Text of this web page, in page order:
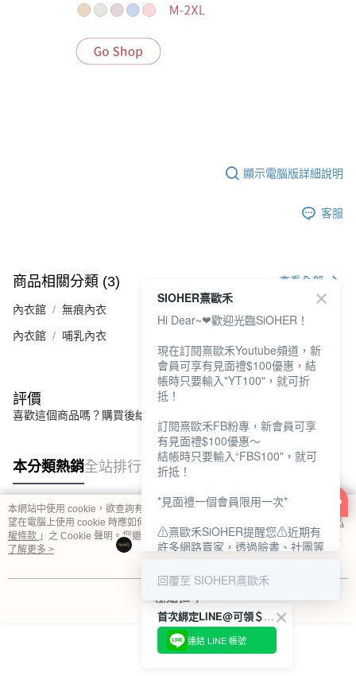
顯示電腦版詳細說明
客服
商品相關分類 (3) 查看全部
內衣館 無痕內衣
內衣館 哺乳內衣
評價
喜歡這個商品嗎？購買後給他一個好評吧
本分類熱銷全站排行
熱門標籤
本網站中使用 cookie，欲查詢有關本網站使用 cookie 方式之詳情，及若您不希
望在電腦上使用 cookie 時應如何變更電腦的 cookie 設定，請參閱本網站「
隱私
權條款 」之 Cookie 聲明。您繼續使用本網站即表示您同意本公司得按本網站使
用條款之 Cookie 聲明使用 cookie。
了解更多 >
我知道了
首次綁定LINE@可領＄100折扣優惠
連結 LINE 帳號
SIOHER熹歐禾
Hi Dear~❤歡迎光臨SiOHER！
現在訂閱熹歐禾Youtube頻道，新
會員可享有見面禮$100優惠，結
帳時只要輸入"YT100"，就可折
抵！
訂閱熹歐禾FB粉專，新會員可享
有見面禮$100優惠～
結帳時只要輸入“FBS100"，就可
折抵！
*見面禮一個會員限用一次*
⚠熹歐禾SiOHER提醒您⚠近期有
許多網路賣家，透過臉書、社團等
SiOHER』品牌授權、或有內部管
消費者上當及受害。
如有疑慮請至官網先訂單查尋如
〝TM / TS / TG〞開頭,都是我們
回覆至 SIOHER熹歐禾